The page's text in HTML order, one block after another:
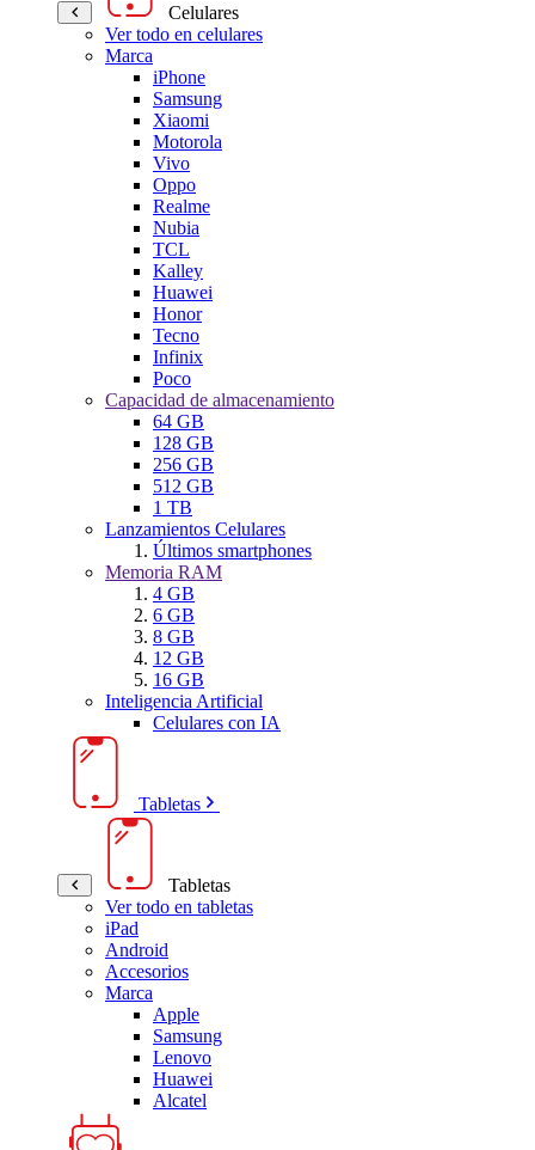
Celulares
Ver todo en celulares
Marca
iPhone
Samsung
Xiaomi
Motorola
Vivo
Oppo
Realme
Nubia
TCL
Kalley
Huawei
Honor
Tecno
Infinix
Poco
Capacidad de almacenamiento
64 GB
128 GB
256 GB
512 GB
1 TB
Lanzamientos Celulares
Últimos smartphones
Memoria RAM
4 GB
6 GB
8 GB
12 GB
16 GB
Inteligencia Artificial
Celulares con IA
Tabletas
Tabletas
Ver todo en tabletas
iPad
Android
Accesorios
Marca
Apple
Samsung
Lenovo
Huawei
Alcatel